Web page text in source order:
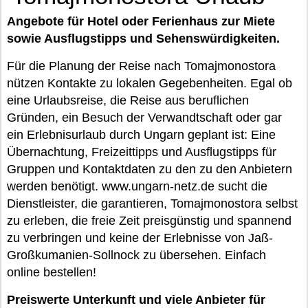
Angebote für Hotel oder Ferienhaus zur Miete
sowie Ausflugstipps und Sehenswürdigkeiten.
Für die Planung der Reise nach Tomajmonostora
nützen Kontakte zu lokalen Gegebenheiten. Egal ob
eine Urlaubsreise, die Reise aus beruflichen
Gründen, ein Besuch der Verwandtschaft oder gar
ein Erlebnisurlaub durch Ungarn geplant ist: Eine
Übernachtung, Freizeittipps und Ausflugstipps für
Gruppen und Kontaktdaten zu den zu den Anbietern
werden benötigt. www.ungarn-netz.de sucht die
Dienstleister, die garantieren, Tomajmonostora selbst
zu erleben, die freie Zeit preisgünstig und spannend
zu verbringen und keine der Erlebnisse von Jaß-
Großkumanien-Sollnock zu übersehen. Einfach
online bestellen!
Preiswerte Unterkunft und viele Anbieter für